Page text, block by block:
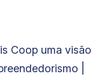
Coop uma visão
|